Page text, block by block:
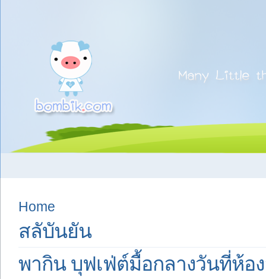
Home
สลับันยัน
พากิน บุฟเฟ่ต์มื้อกลางวันที่ห้อ